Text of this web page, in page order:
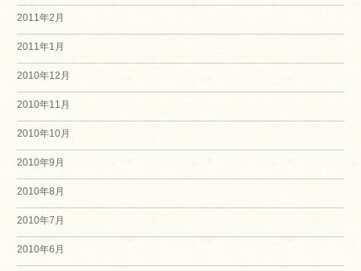
2011年2月
2011年1月
2010年12月
2010年11月
2010年10月
2010年9月
2010年8月
2010年7月
2010年6月